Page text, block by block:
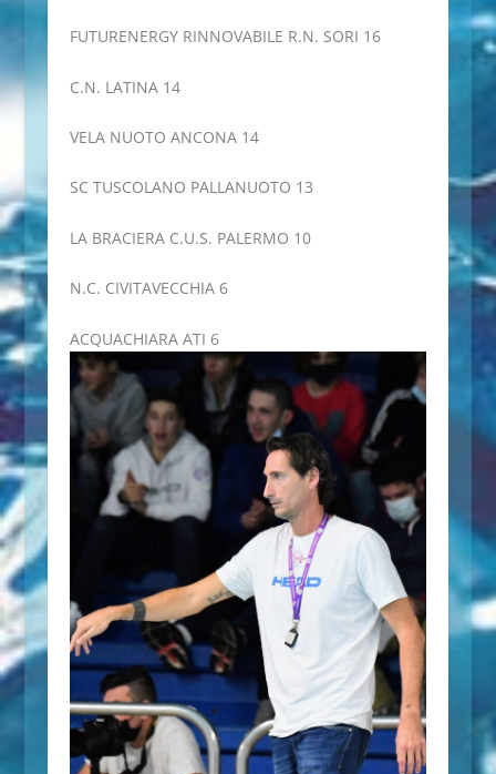
FUTURENERGY RINNOVABILE R.N. SORI 16
C.N. LATINA 14
VELA NUOTO ANCONA 14
SC TUSCOLANO PALLANUOTO 13
LA BRACIERA C.U.S. PALERMO 10
N.C. CIVITAVECCHIA 6
ACQUACHIARA ATI 6